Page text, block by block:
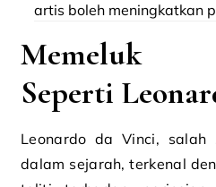
artis boleh meningkatkan
Memeluk
Seperti
Leonardo da Vinci,
dalam sejarah, terkenal